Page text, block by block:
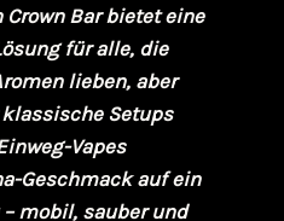
Crown Barbietet eine
für alle, die
lieben, aber
Setups
Vapes
Geschmackauf ein
mobil, sauber und